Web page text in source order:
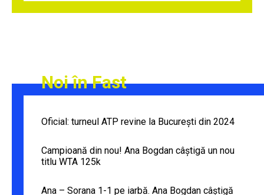
Noi în Fast
Oficial: turneul ATP revine la București din 2024
Campioană din nou! Ana Bogdan câștigă un nou
titlu WTA 125k
Ana – Sorana 1-1 pe iarbă. Ana Bogdan câștigă